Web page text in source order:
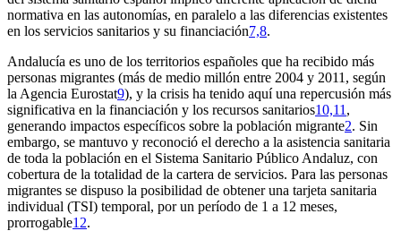
normativa en las autonomías, en paralelo a las diferencias existentes
en los servicios sanitarios y su financiación7,8.
Andalucía es uno de los territorios españoles que ha recibido más
personas migrantes (más de medio millón entre 2004 y 2011, según
la Agencia Eurostat9), y la crisis ha tenido aquí una repercusión más
significativa en la financiación y los recursos sanitarios10,11 ,
generando impactos específicos sobre la población migrante2. Sin
embargo, se mantuvo y reconoció el derecho a la asistencia sanitaria
de toda la población en el Sistema Sanitario Público Andaluz, con
cobertura de la totalidad de la cartera de servicios. Para las personas
migrantes se dispuso la posibilidad de obtener una tarjeta sanitaria
individual (TSI) temporal, por un período de 1 a 12 meses,
prorrogable12.